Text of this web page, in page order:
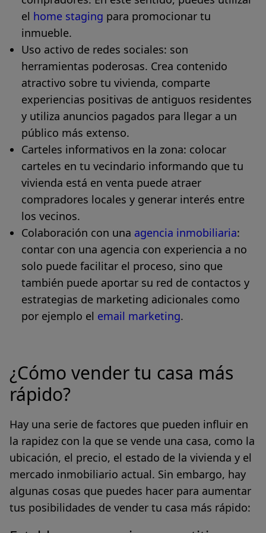
el home staging para promocionar tu
inmueble.
Uso activo de redes sociales: son
herramientas poderosas. Crea contenido
atractivo sobre tu vivienda, comparte
experiencias positivas de antiguos residentes
y utiliza anuncios pagados para llegar a un
público más extenso.
Carteles informativos en la zona: colocar
carteles en tu vecindario informando que tu
vivienda está en venta puede atraer
compradores locales y generar interés entre
los vecinos.
Colaboración con una agencia inmobiliaria:
contar con una agencia con experiencia a no
solo puede facilitar el proceso, sino que
también puede aportar su red de contactos y
estrategias de marketing adicionales como
por ejemplo el email marketing.
¿Cómo vender tu casa más
rápido?
Hay una serie de factores que pueden influir en
la rapidez con la que se vende una casa, como la
ubicación, el precio, el estado de la vivienda y el
mercado inmobiliario actual. Sin embargo, hay
algunas cosas que puedes hacer para aumentar
tus posibilidades de vender tu casa más rápido: